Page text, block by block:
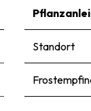
Standort